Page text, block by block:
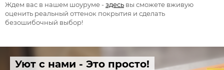
Ждем вас в нашем шоуруме -здесь вы сможете вживую
оценить реальный оттенок покрытия и сделать
безошибочный выбор!
Уют с нами - Это просто!